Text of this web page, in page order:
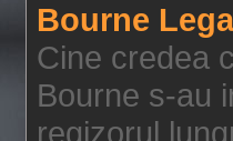
Bourne
Cine credea
Bourne s-au
regizorul